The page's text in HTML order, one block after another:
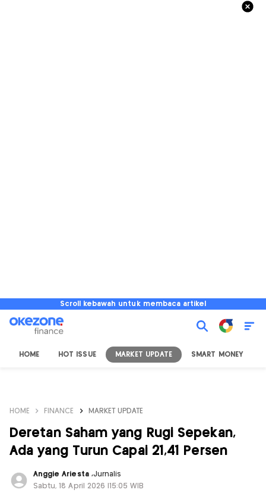
Scroll kebawah untuk membaca artikel
HOME HOT ISSUE MARKET UPDATE SMART MONEY
HOME FINANCE MARKET UPDATE
Deretan Saham yang Rugi Sepekan,
Ada yang Turun Capai 21,41 Persen
Anggie Ariesta ,Jurnalis
Sabtu, 18 April 2026 |15:05 WIB